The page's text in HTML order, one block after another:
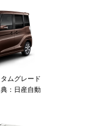
ムグレード
：日産自動